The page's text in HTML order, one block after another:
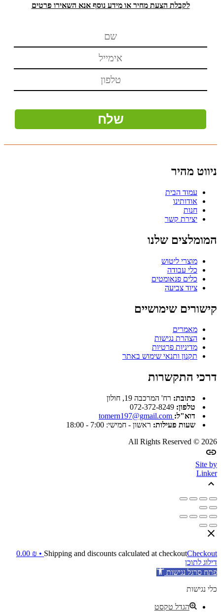
לקבלת הצעת מחיר או מידע נוסף אנא השאירו פרטים
ניווט מהיר
עמוד הבית
אודותינו
חנות
יצירת קשר
המומלצים שלנו
מוצרי ליטוש
כלי עבודה
כלים פנאומטים
ציוד צביעה
קישורים שימושיים
מאמרים
הצהרת נגישות
מדיניות פרטיות
תקנון ותנאי שימוש באתר
דרכי התקשרות
כתובת: רח' המרכבה 19, חולון
טלפון:
דוא"ל:
שעות פעילות: ראשון - חמישי: 7:00 - 18:00
All Rights Reserved © 2026
Site by
Linker
Shipping and discounts calculated at checkoutCheckout •
0.00 ₪
דילוג לתוכן
פתח סרגל נגישות
כלי נגישות
הגדל טקסט